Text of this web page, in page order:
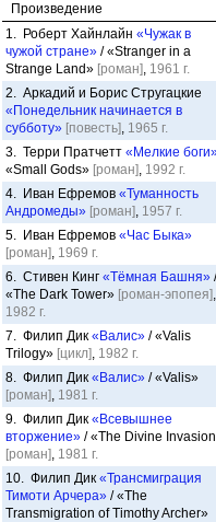
Произведение
1. Роберт Хайнлайн «Чужак в
чужой стране» / «Stranger in a
Strange Land» [роман], 1961 г.
2. Аркадий и Борис Стругацкие
«Понедельник начинается в
субботу» [повесть], 1965 г.
3. Терри Пратчетт «Мелкие
«Small Gods» [роман], 1992 г.
4. Иван Ефремов «Туманность
Андромеды» [роман], 1957 г.
5. Иван Ефремов «Час Быка»
[роман], 1969 г.
6. Стивен Кинг «Тёмная Башня» /
«The Dark Tower» [роман-эпопея],
1982 г.
7. Филип Дик «Валис» / «Valis
Trilogy» [цикл], 1982 г.
8. Филип Дик «Валис» / «Valis»
[роман], 1981 г.
9. Филип Дик «Всевышнее
вторжение» / «The Divine
[роман], 1981 г.
10. Филип Дик «Трансмиграция
Тимоти Арчера» / «The
Transmigration of Timothy Archer»